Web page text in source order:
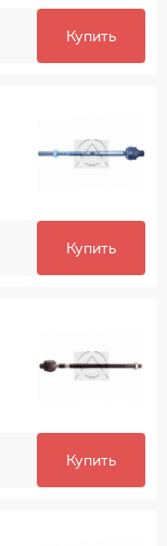
Купить
Купить
Купить